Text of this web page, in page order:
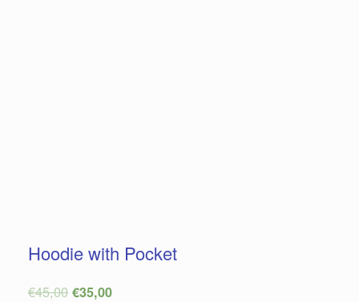
Hoodie with Pocket
€45,00 €35,00